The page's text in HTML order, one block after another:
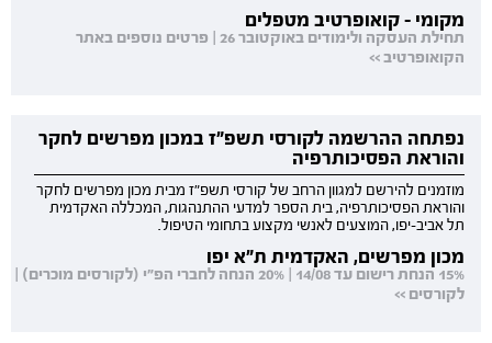
מקומי - קואופרטיב מטפלים
תחילת העסקה ולימודים באוקטובר 26 | פרטים נוספים באתר
הקואופרטיב >>
נפתחה ההרשמה לקורסי תשפ"ז במכון מפרשים לחקר
והוראת הפסיכותרפיה
מוזמנים להירשם למגוון הרחב של קורסי תשפ"ז מבית מכון מפרשים לחקר
והוראת הפסיכותרפיה, בית הספר למדעי ההתנהגות, המכללה האקדמית
תל אביב-יפו, המוצעים לאנשי מקצוע בתחומי הטיפול.
מכון מפרשים, האקדמית ת"א יפו
15% הנחת רישום עד 14/08 | 20% הנחה לחברי הפ"י (לקורסים מוכרים) |
לקורסים >>